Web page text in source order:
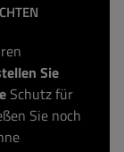
Sie
Schutz für
Sie noch